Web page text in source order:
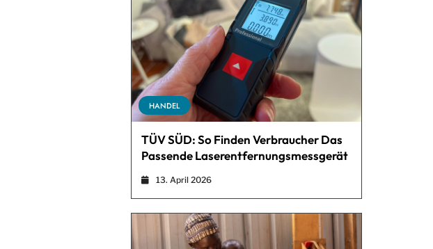
HANDEL
TÜV SÜD: So Finden Verbraucher Das
Passende Laserentfernungsmessgerät
13. April 2026